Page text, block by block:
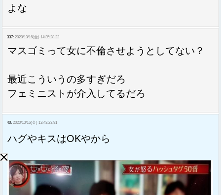
よな
337: 2020/10/16(金) 14:35:28.22
マスゴミって女に不倫させようとしてない？
最近こういうの多すぎだろ
フェミニストが介入してるだろ
40: 2020/10/16(金) 13:43:23.91
ハグやキスはOKやから